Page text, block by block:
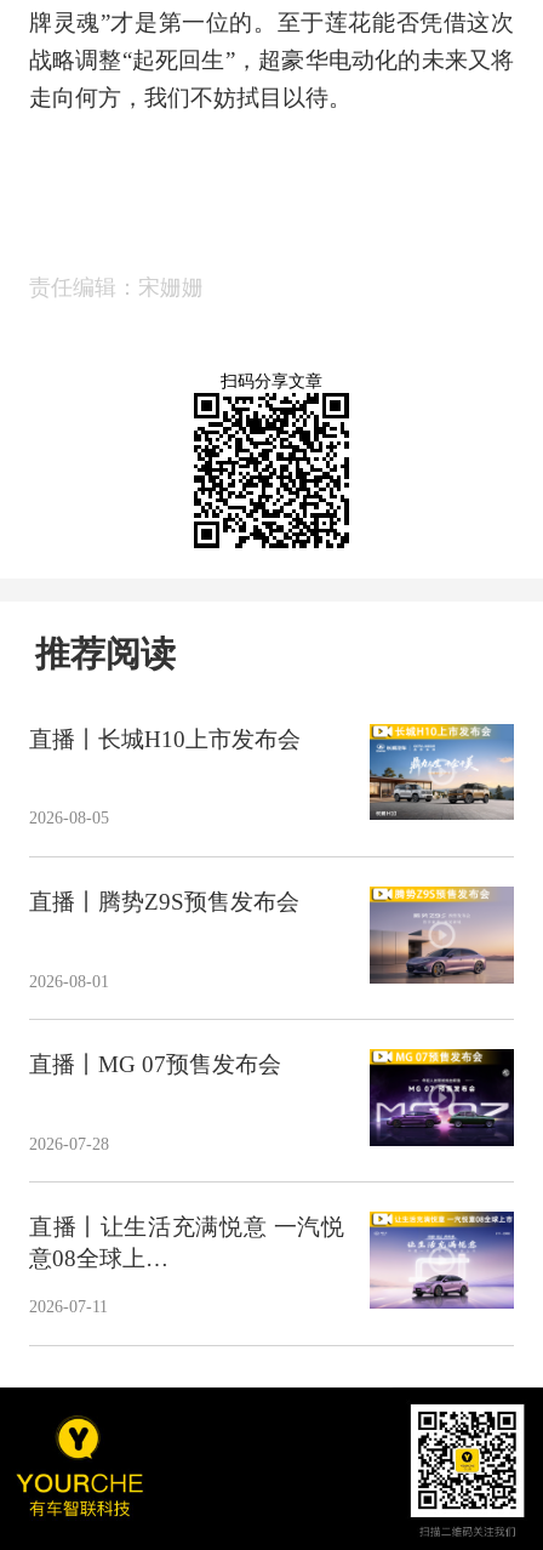
牌灵魂”才是第一位的。至于莲花能否凭借这次
战略调整“起死回生”，超豪华电动化的未来又将
走向何方，我们不妨拭目以待。
责任编辑：宋姗姗
扫码分享文章
推荐阅读
直播丨长城H10上市发布会
2026-08-05
直播丨腾势Z9S预售发布会
2026-08-01
直播丨MG 07预售发布会
2026-07-28
直播丨让生活充满悦意 一汽悦
意08全球上…
2026-07-11